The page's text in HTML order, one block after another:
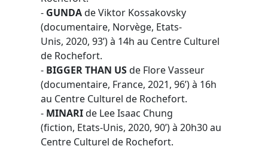
- GUNDAde Viktor Kossakovsky
(documentaire, Norvège, Etats-
Unis, 2020, 93’) à 14h au Centre Culturel
de Rochefort.
- BIGGER THAN USde Flore Vasseur
(documentaire, France, 2021, 96’) à 16h
au Centre Culturel de Rochefort.
- MINARIde Lee Isaac Chung
(fiction, Etats-Unis, 2020, 90’) à 20h30 au
Centre Culturel de Rochefort.